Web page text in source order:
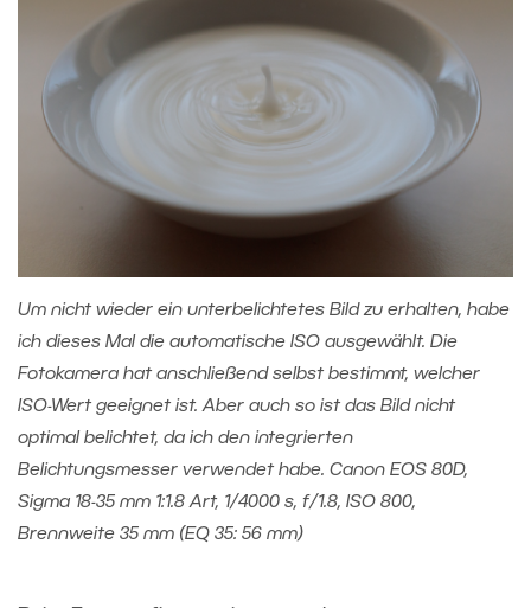
Um nicht wieder ein unterbelichtetes Bild zu erhalten, habe
ich dieses Mal die automatische ISO ausgewählt. Die
Fotokamera hat anschließend selbst bestimmt, welcher
ISO-Wert geeignet ist. Aber auch so ist das Bild nicht
optimal belichtet, da ich den integrierten
Belichtungsmesser verwendet habe. Canon EOS 80D,
Sigma 18-35 mm 1:1.8 Art, 1/4000 s, f/1.8, ISO 800,
Brennweite 35 mm (EQ 35: 56 mm)